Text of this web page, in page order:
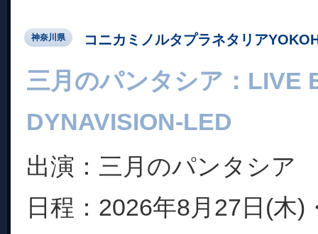
神奈川県 コニカミノルタプラネタリア
三月のパンタシア：LIVE
DYNAVISION-LED
出演：三月のパンタシア
日程：2026年8月27日(木)